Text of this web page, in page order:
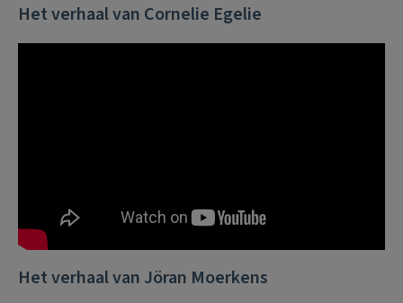
Het verhaal van Cornelie Egelie
Het verhaal van Jöran Moerkens